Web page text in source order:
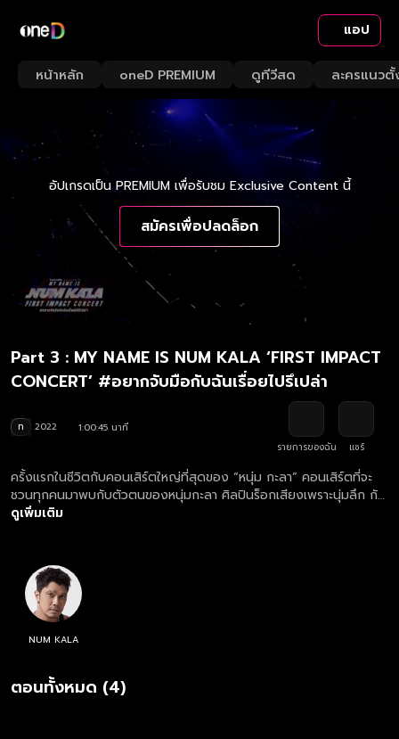
แอป
หน้าหลัก oneD PREMIUM ดูทีวีสด ละครแนวตั้
อัปเกรดเป็น PREMIUM เพื่อรับชม Exclusive Content นี้
สมัครเพื่อปลดล็อก
Part 3 : MY NAME IS NUM KALA ‘FIRST IMPACT
CONCERT’ #อยากจับมือกับฉันเรื่อยไปรึเปล่า
ท 2022
1:00:45 นาที
รายการของฉัน
แชร์
ครั้งแรกในชีวิตกับคอนเสิร์ตใหญ่ที่สุดของ “หนุ่ม กะลา” คอนเสิร์ตที่จะ
ชวนทุกคนมาพบกับตัวตนของหนุ่มกะลา ศิลปินร็อกเสียงเพราะนุ่มลึก กับ
คอนเสิร์ตที่อิมแพ็คอารีน่าครั้งแรกที่อยากชวนทุกคนมา #อยากจับมือกับ
ดูเพิ่มเติม
NUM KALA
ตอนทั้งหมด (4)